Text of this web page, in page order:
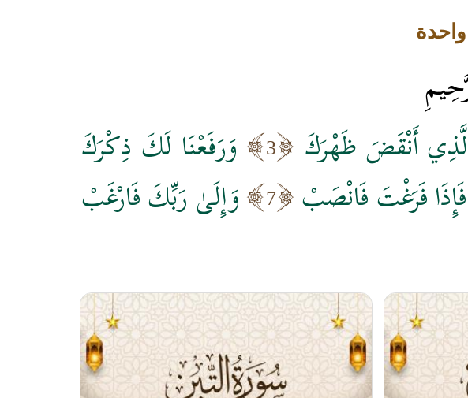
أَنْقَضَ ظَهْرَكَ 3 وَرَفَعْنَا لَكَ ذِكْرَكَ
فَإِذَا فَرَغْتَ فَانْصَبْ 7 وَإِلَىٰ رَبِّكَ فَارْغَبْ